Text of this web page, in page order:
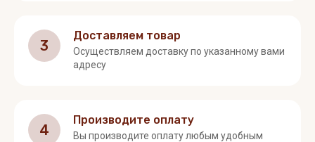
3
Доставляем товар
Осуществляем доставку по указанному вами
адресу
4
Производите оплату
Вы производите оплату любым удобным